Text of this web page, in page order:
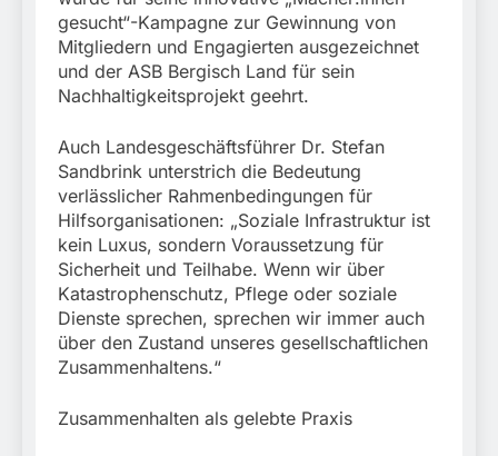
gesucht“-Kampagne zur Gewinnung von
Mitgliedern und Engagierten ausgezeichnet
und der ASB Bergisch Land für sein
Nachhaltigkeitsprojekt geehrt.
Auch Landesgeschäftsführer Dr. Stefan
Sandbrink unterstrich die Bedeutung
verlässlicher Rahmenbedingungen für
Hilfsorganisationen: „Soziale Infrastruktur ist
kein Luxus, sondern Voraussetzung für
Sicherheit und Teilhabe. Wenn wir über
Katastrophenschutz, Pflege oder soziale
Dienste sprechen, sprechen wir immer auch
über den Zustand unseres gesellschaftlichen
Zusammenhaltens.“
Zusammenhalten als gelebte Praxis